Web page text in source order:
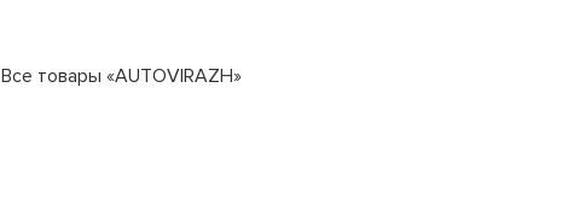
Все товары «AUTOVIRAZH»